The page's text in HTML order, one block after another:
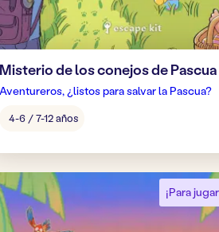
Misterio de los conejos de Pascua
Aventureros, ¿listos para salvar la Pascua?
del
4-6 / 7-12 años
¡Para